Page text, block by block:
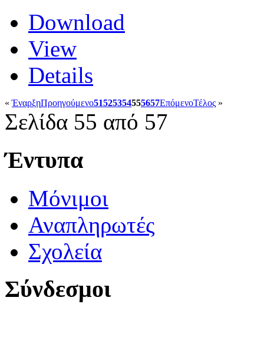
Download
View
Details
«ΈναρξηΠροηγούμενο51525354555657ΕπόμενοΤέλος »
Σελίδα 55 από 57
Έντυπα
Μόνιμοι
Αναπληρωτές
Σχολεία
Σύνδεσμοι